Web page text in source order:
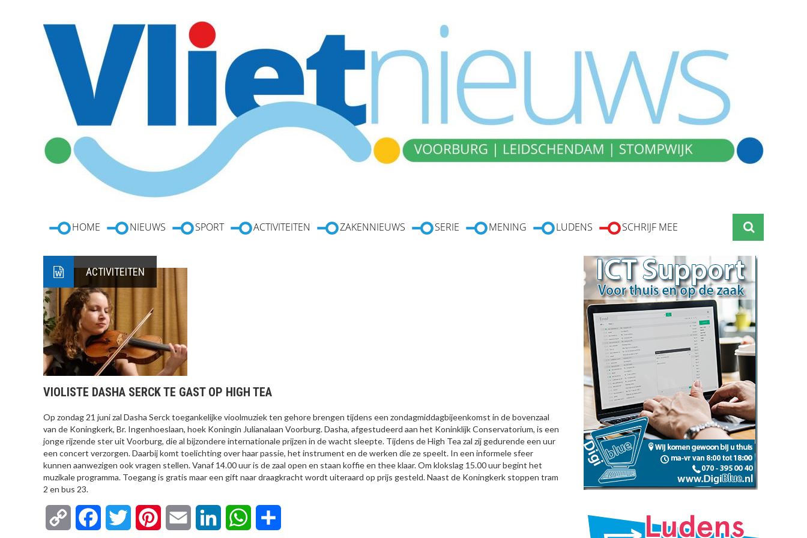
HOME NIEUWS SPORT ACTIVITEITEN ZAKENNIEUWS SERIE MENING LUDENS SCHRIJF MEE
ACTIVITEITEN
VIOLISTE DASHA SERCK TE GAST OP HIGH TEA
Op zondag 21 juni zal Dasha Serck toegankelijke vioolmuziek ten gehore brengen tijdens een zondagmiddagbijeenkomst in de bovenzaal
van de Koningkerk, Br. Ingenhoeslaan, hoek Koningin Julianalaan Voorburg. Dasha, afgestudeerd aan het Koninklijk Conservatorium, is een
jonge rijzende ster uit Voorburg, die al bijzondere internationale prijzen in de wacht sleepte. Tijdens de High Tea zal zij gedurende een uur
een concert verzorgen. Daarbij komt toelichting over haar passie, het instrument en de werken die ze speelt. In een informele sfeer
kunnen aanwezigen ook vragen stellen. Vanaf 14.00 uur is de zaal open en staan koffie en thee klaar. Om klokslag 15.00 uur begint het
muzikale programma. Toegang is gratis maar een gift naar draagkracht wordt uiteraard op prijs gesteld. Naast de Koningkerk stoppen tram
2 en bus 23.
Copy FacebookTwitter Pinterest Email LinkedIn WhatsApp